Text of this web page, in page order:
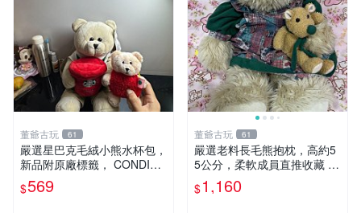
董爺古玩 61
嚴選星巴克毛絨小熊水杯包，
新品附原廠標籤， CONDITI
ON 良好，詳情請參閱商品圖
片。 星巴克 毛絨小熊 水杯包
$569
董爺古玩 61
嚴選老料長毛熊抱枕，高約5
5公分，柔軟成員直推收藏 長
毛熊 柔軟熊抱枕 55公分
$1,160